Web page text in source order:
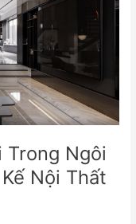
Trong Ngôi
Nội Thất